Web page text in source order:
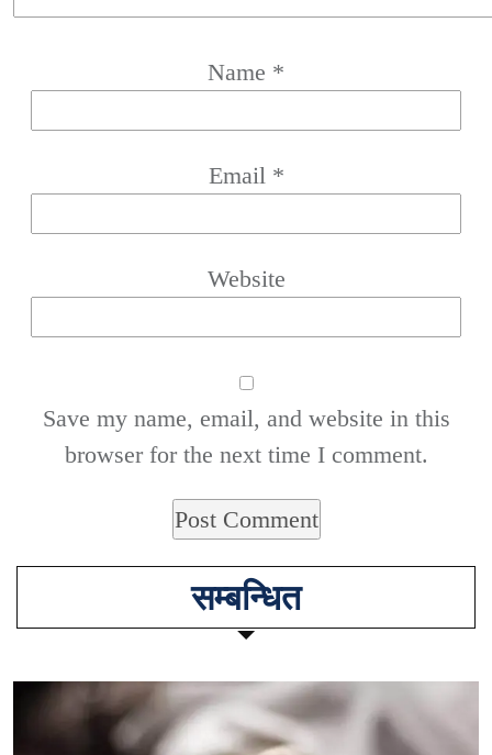
Name *
Email *
Website
Save my name, email, and website in this
browser for the next time I comment.
सम्बन्धित